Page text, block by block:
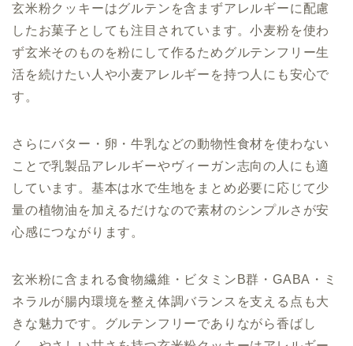
玄米粉クッキーはグルテンを含まずアレルギーに配慮
したお菓子としても注目されています。小麦粉を使わ
ず玄米そのものを粉にして作るためグルテンフリー生
活を続けたい人や小麦アレルギーを持つ人にも安心で
す。
さらにバター・卵・牛乳などの動物性食材を使わない
ことで乳製品アレルギーやヴィーガン志向の人にも適
しています。基本は水で生地をまとめ必要に応じて少
量の植物油を加えるだけなので素材のシンプルさが安
心感につながります。
玄米粉に含まれる食物繊維・ビタミンB群・GABA・ミ
ネラルが腸内環境を整え体調バランスを支える点も大
きな魅力です。グルテンフリーでありながら香ばし